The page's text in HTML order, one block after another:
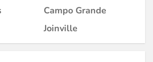
Campo Grande
Joinville